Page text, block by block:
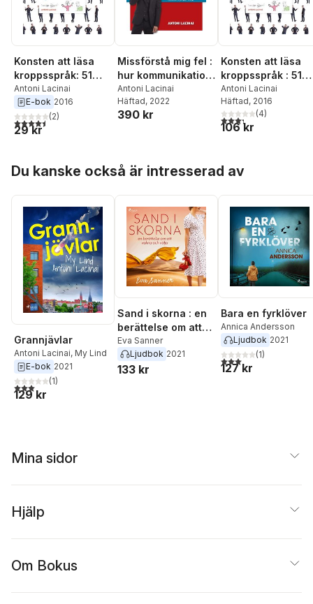
Konsten att läsa
kroppsspråk: 51
gester och vad de
signalerar
Antoni Lacinai
E-bok 2016
4,5utav 5 stjärnor. Totalt antal röster:
(2)
29 kr
Missförstå mig fel :
hur kommunikation,
arbetsglädje och
resultat hänger
ihop
Antoni Lacinai
Häftad, 2022
390 kr
Konsten att läsa
kroppsspråk : 51
gester och vad de
signalerar
Antoni Lacinai
Häftad, 2016
3,3utav 5 stjärnor.
(4)
106 kr
Du kanske också är intresserad av
Grannjävlar
Antoni Lacinai, My Lind
E-bok 2021
3,0utav 5 stjärnor. Totalt antal röster:
(1)
129 kr
Sand i skorna : en
berättelse om att
vakna och välja
Eva Sanner
Ljudbok 2021
133 kr
Bara en fyrklöver
Annica Andersson
Ljudbok 2021
3,0utav 5 stjärnor.
(1)
127 kr
Mina sidor
Hjälp
Om Bokus